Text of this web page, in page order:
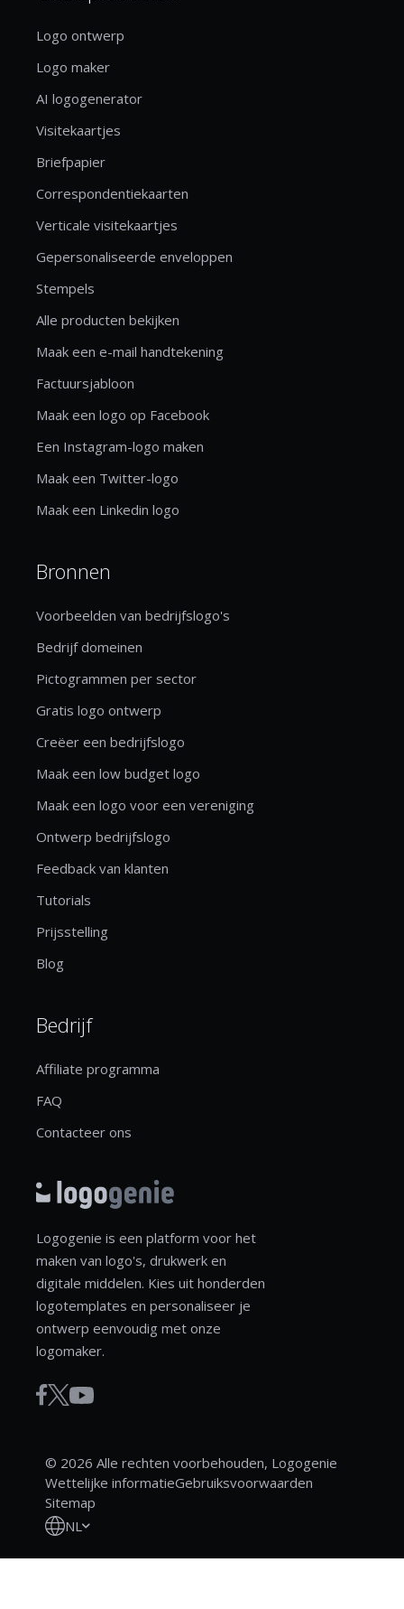
Logo ontwerp
Logo maker
AI logogenerator
Visitekaartjes
Briefpapier
Correspondentiekaarten
Verticale visitekaartjes
Gepersonaliseerde enveloppen
Stempels
Alle producten bekijken
Maak een e-mail handtekening
Factuursjabloon
Maak een logo op Facebook
Een Instagram-logo maken
Maak een Twitter-logo
Maak een Linkedin logo
Bronnen
Voorbeelden van bedrijfslogo's
Bedrijf domeinen
Pictogrammen per sector
Gratis logo ontwerp
Creëer een bedrijfslogo
Maak een low budget logo
Maak een logo voor een vereniging
Ontwerp bedrijfslogo
Feedback van klanten
Tutorials
Prijsstelling
Blog
Bedrijf
Affiliate programma
FAQ
Contacteer ons
Logogenie is een platform voor het
maken van logo's, drukwerk en
digitale middelen. Kies uit honderden
logotemplates en personaliseer je
ontwerp eenvoudig met onze
logomaker.
© 2026 Alle rechten voorbehouden, Logogenie
Wettelijke informatieGebruiksvoorwaarden
Sitemap
NL